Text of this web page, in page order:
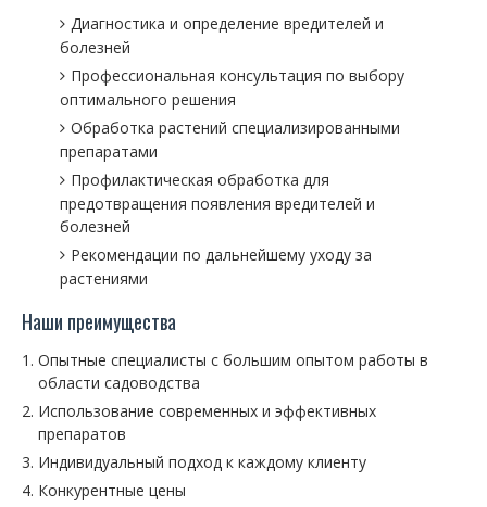
Диагностика и определение вредителей и
болезней
Профессиональная консультация по выбору
оптимального решения
Обработка растений специализированными
препаратами
Профилактическая обработка для
предотвращения появления вредителей и
болезней
Рекомендации по дальнейшему уходу за
растениями
Наши преимущества
Опытные специалисты с большим опытом работы в
области садоводства
Использование современных и эффективных
препаратов
Индивидуальный подход к каждому клиенту
Конкурентные цены